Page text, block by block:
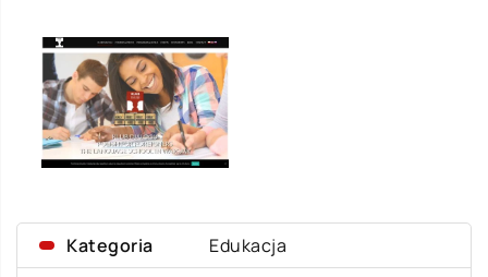
Kategoria
Edukacja